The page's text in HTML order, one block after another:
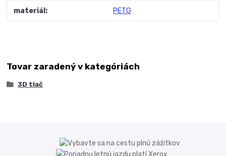
materiál PETG
Tovar zaradený v kategóriách
3D tlač